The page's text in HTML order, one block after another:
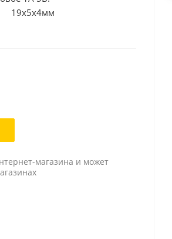
19х5х4мм
магазина и может